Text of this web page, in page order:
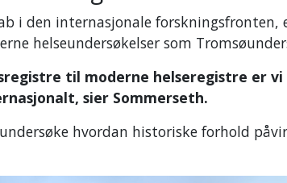
i den internasjonale forskningsfronten,
helseundersøkelser som
til moderne helseregistre er
sier Sommerseth.
hvordan historiske forhold